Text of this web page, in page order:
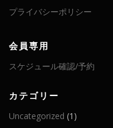
プライバシーポリシー
会員専用
スケジュール確認/予約
カテゴリー
Uncategorized (1)